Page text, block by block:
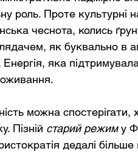
роль. Проте культурні
чеснота, колись
як буквально в
Енергія, яка
можна спостерігати,
Пізній старий режим у
дедалі